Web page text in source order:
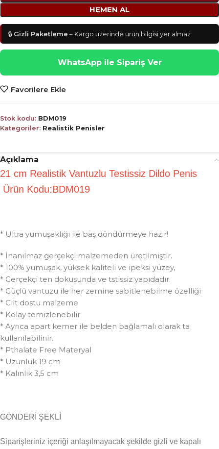
HEMEN AL
🔒 Gizli Paketleme – Kargo üzerinde ürün bilgisi yer almaz.
WhatsApp ile Sipariş Ver
Favorilere Ekle
Stok kodu: BDM019
Kategoriler: Realistik Penisler
Açıklama
21 cm Realistik Vantuzlu Testissiz Dildo Penis
Ürün Kodu:BDM019
* Ultra yumuşaklığı ile baş döndürmeye hazır!
* İnanılmaz gerçekçi malzemeden üretilmiştir.
* 100% yumuşak, yüksek kaliteli ve ipeksi yüzey,
* Gerçekçi ten dokusunda ve tstissiz yapıdadır.
* Güçlü vantuzu ile her zemine sabitlenebilme özelliği
* Cilt dostu malzeme
* Kolay temizlenebilir
* Ayrıca apart kemer ile belden bağlamalı olarak ta
kullanılabilinir.
* Pthalate Free Materyal
* Uzunluk 19 cm
* Kalınlık 3,5 cm
GÖNDERİ ŞEKLİ
Siparişleriniz içeriği anlaşılmayacak şekilde gizli ve kapalı